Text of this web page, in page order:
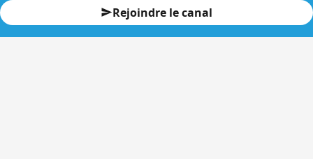
Rejoindre le canal